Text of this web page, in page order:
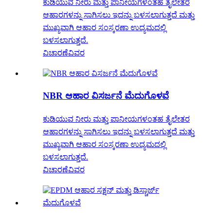
ಕುಡಿಯುವ ನೀರು ಮತ್ತು ಪಾನೀಯಗಳಂತಹ ತೈಲೇತರ
ಆಹಾರಗಳನ್ನು ಸಾಗಿಸಲು ಇದನ್ನು ಬಳಸಲಾಗುತ್ತದೆ ಮತ್ತು
ಮುಖ್ಯವಾಗಿ ಆಹಾರ ಸಂಸ್ಕರಣಾ ಉದ್ಯಮದಲ್ಲಿ
ಬಳಸಲಾಗುತ್ತದೆ.
ವಿಚಾರಣೆವಿವರ
NBR ಆಹಾರ ವಿಸರ್ಜನೆ ಮೆದುಗೊಳವೆ
ಕುಡಿಯುವ ನೀರು ಮತ್ತು ಪಾನೀಯಗಳಂತಹ ತೈಲೇತರ
ಆಹಾರಗಳನ್ನು ಸಾಗಿಸಲು ಇದನ್ನು ಬಳಸಲಾಗುತ್ತದೆ ಮತ್ತು
ಮುಖ್ಯವಾಗಿ ಆಹಾರ ಸಂಸ್ಕರಣಾ ಉದ್ಯಮದಲ್ಲಿ
ಬಳಸಲಾಗುತ್ತದೆ.
ವಿಚಾರಣೆವಿವರ